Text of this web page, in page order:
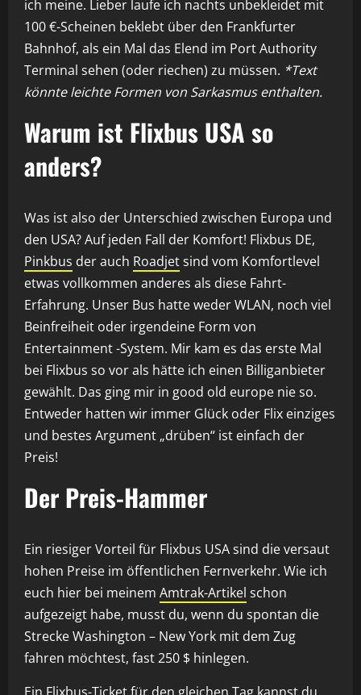
ich meine. Lieber laufe ich nachts unbekleidet mit
100 €-Scheinen beklebt über den Frankfurter
Bahnhof, als ein Mal das Elend im Port Authority
Terminal sehen (oder riechen) zu müssen. *Text
könnte leichte Formen von Sarkasmus enthalten.
Warum ist Flixbus USA so
anders?
Was ist also der Unterschied zwischen Europa und
den USA? Auf jeden Fall der Komfort! Flixbus DE,
Pinkbus der auch Roadjetsind vom Komfortlevel
etwas vollkommen anderes als diese Fahrt-
Erfahrung. Unser Bus hatte weder WLAN, noch viel
Beinfreiheit oder irgendeine Form von
Entertainment -System. Mir kam es das erste Mal
bei Flixbus so vor als hätte ich einen Billiganbieter
gewählt. Das ging mir in good old europe nie so.
Entweder hatten wir immer Glück oder Flix einziges
und bestes Argument „drüben“ ist einfach der
Preis!
Der Preis-Hammer
Ein riesiger Vorteil für Flixbus USA sind die versaut
hohen Preise im öffentlichen Fernverkehr. Wie ich
euch hier bei meinem Amtrak-Artikel schon
aufgezeigt habe, musst du, wenn du spontan die
Strecke Washington – New York mit dem Zug
fahren möchtest, fast 250 $ hinlegen.